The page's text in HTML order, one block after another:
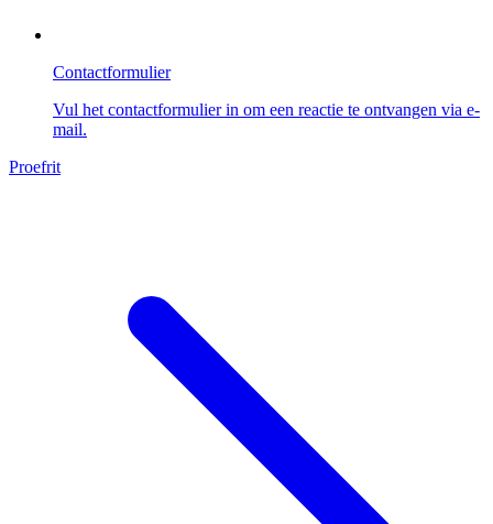
Contactformulier
Vul het contactformulier in om een reactie te ontvangen via e-
mail.
Proefrit